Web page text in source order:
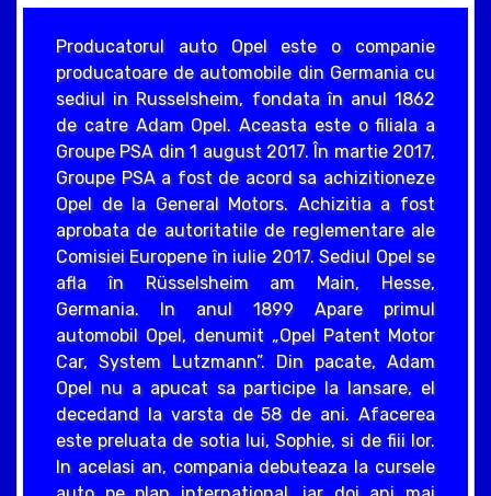
Producatorul auto Opel este o companie
producatoare de automobile din Germania cu
sediul in Russelsheim, fondata în anul 1862
de catre Adam Opel. Aceasta este o filiala a
Groupe PSA din 1 august 2017. În martie 2017,
Groupe PSA a fost de acord sa achizitioneze
Opel de la General Motors. Achizitia a fost
aprobata de autoritatile de reglementare ale
Comisiei Europene în iulie 2017. Sediul Opel se
afla în Rüsselsheim am Main, Hesse,
Germania. In anul 1899 Apare primul
automobil Opel, denumit „Opel Patent Motor
Car, System Lutzmann”. Din pacate, Adam
Opel nu a apucat sa participe la lansare, el
decedand la varsta de 58 de ani. Afacerea
este preluata de sotia lui, Sophie, si de fiii lor.
In acelasi an, compania debuteaza la cursele